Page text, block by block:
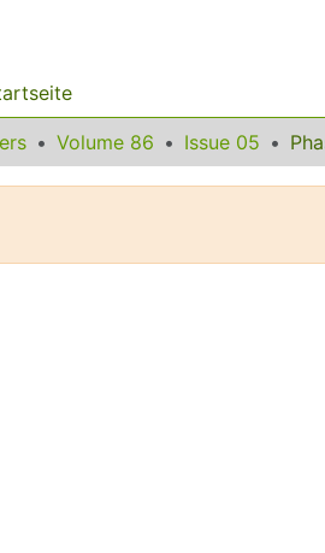
Volume 86 Issue 05